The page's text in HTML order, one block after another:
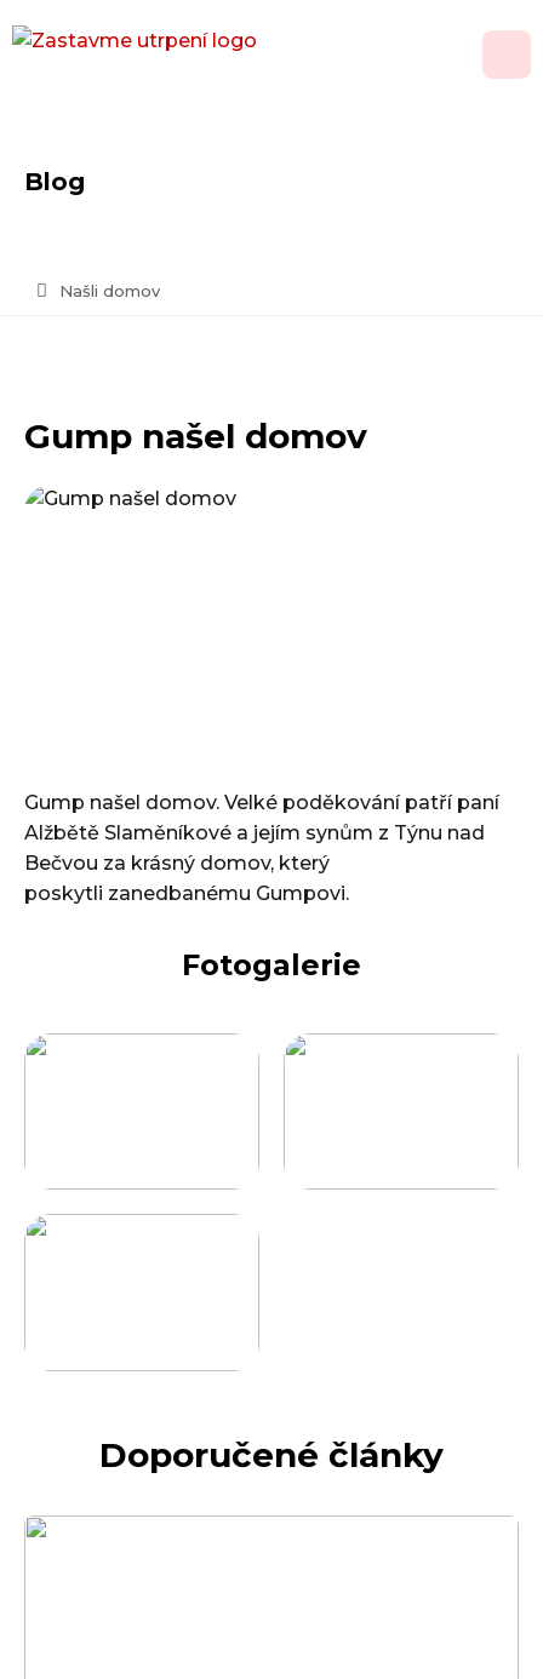
Vánoční přání
Blog
Našli domov
Gump našel domov
Gump našel domov. Velké poděkování patří paní
Alžbětě Slaměníkové a jejím synům z Týnu nad
Bečvou za krásný domov, který
poskytli zanedbanému Gumpovi.
Fotogalerie
Doporučené články